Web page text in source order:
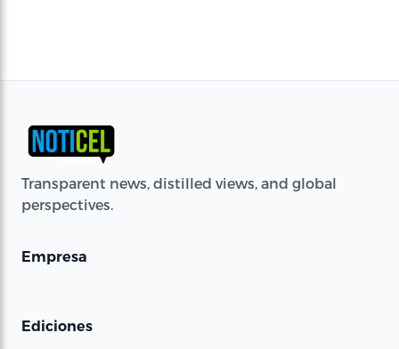
Transparent news, distilled views, and global
perspectives.
Empresa
Ediciones